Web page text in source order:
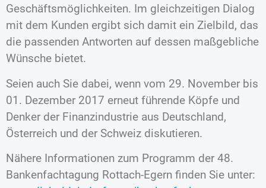
Geschäftsmöglichkeiten. Im gleichzeitigen Dialog
mit dem Kunden ergibt sich damit ein Zielbild, das
die passenden Antworten auf dessen maßgebliche
Wünsche bietet.
Seien auch Sie dabei, wenn vom 29. November bis
01. Dezember 2017 erneut führende Köpfe und
Denker der Finanzindustrie aus Deutschland,
Österreich und der Schweiz diskutieren.
Nähere Informationen zum Programm der 48.
Bankenfachtagung Rottach-Egern finden Sie unter: